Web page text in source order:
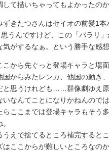
て描いちゃってもよかったの
きたつさんはセイオの前髪1本
うんですけど、この「パラリ
気がするなぁ。という勝手な感想
から先ぐっと登場キャラと場面
国からみたレンカ、他国の動き
と思うけれども……群像劇ゆえ
いなんてことになりかねんのでは
ここまでは登場キャラもそう
えで捨てるところ補完すると
はここからが難しいところなのか